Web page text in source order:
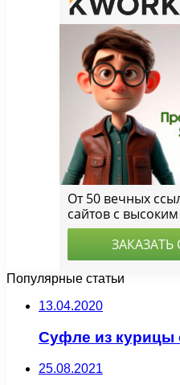
Популярные статьи
13.04.2020
Суфле из курицы
25.08.2021